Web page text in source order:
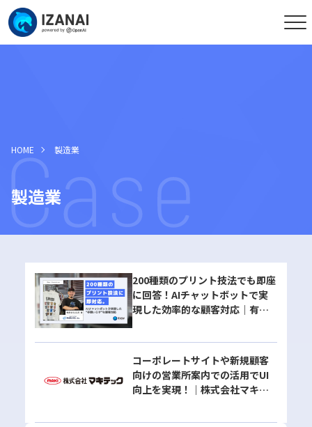
HOME 製造業
製造業
200種類のプリント技法でも即座
に回答！AIチャットボットで実
現した効率的な顧客対応｜有限
コーポレートサイトや新規顧客
向けの営業所案内での活用でUI
向上を実現！｜株式会社マキテ